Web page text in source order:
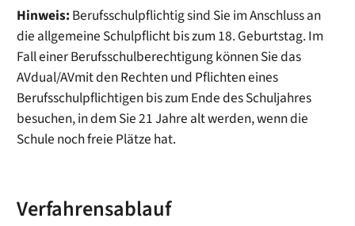
Hinweis: Berufsschulpflichtig sind Sie im Anschluss an
die allgemeine Schulpflicht bis zum 18. Geburtstag. Im
Fall einer Berufsschulberechtigung können Sie das
AVdual/AVmit den Rechten und Pflichten eines
Berufsschulpflichtigen bis zum Ende des Schuljahres
besuchen, in dem Sie 21 Jahre alt werden, wenn die
Schule noch freie Plätze hat.
Verfahrensablauf